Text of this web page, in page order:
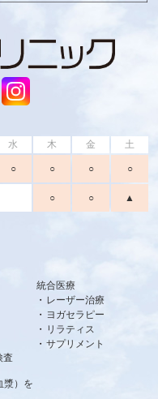
水 木 金 土
○ ○ ○ ○
○ ○ ▲
査
漿）を
統合医療
レーザー治療
ヨガセラピー
リラティス
サプリメント